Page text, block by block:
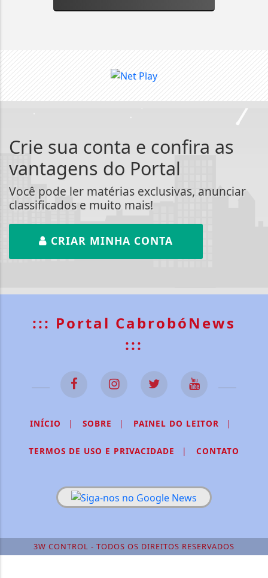
Crie sua conta e confira as
vantagens do Portal
Você pode ler matérias exclusivas, anunciar
classificados e muito mais!
CRIAR MINHA CONTA
::: Portal CabrobóNews
:::
INÍCIO | SOBRE | PAINEL DO LEITOR |
TERMOS DE USO E PRIVACIDADE | CONTATO
3W CONTROL - TODOS OS DIREITOS RESERVADOS
Esse site utiliza cookies para melhorar sua
experiência de navegação. Ao continuar o acesso,
PARA MAIS INFORMAÇÕES, ACESSE NOSSOS TERMOS